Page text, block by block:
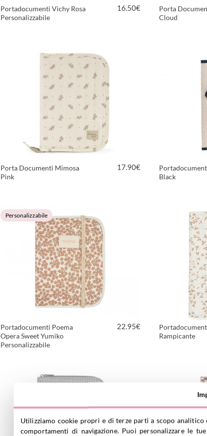
Portadocumenti Vichy Rosa
Personalizzabile
16.50€
Porta
Cloud
Porta Documenti Mimosa
Pink
17.90€
Black
Personalizzabile
Portadocumenti Poema
Opera Sweet Yumiko
Personalizzabile
22.95€
Rampicante
Utilizziamo cookie propri e di terze parti a scopo
comportamenti di navigazione. Puoi personalizzare le